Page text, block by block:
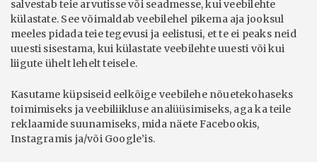
salvestab teie arvutisse või seadmesse, kui veebilehte
külastate. See võimaldab veebilehel pikema aja jooksul
meeles pidada teie tegevusi ja eelistusi, et te ei peaks neid
uuesti sisestama, kui külastate veebilehte uuesti või kui
liigute ühelt lehelt teisele.
Kasutame küpsiseid eelkõige veebilehe nõuetekohaseks
toimimiseks ja veebiliikluse analüüsimiseks, aga ka teile
reklaamide suunamiseks, mida näete Facebookis,
Instagramis ja/või Google’is.